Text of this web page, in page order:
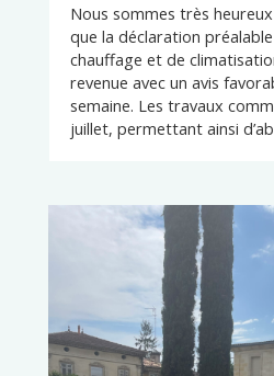
Nous sommes très
que la déclaration
chauffage et de
revenue avec un avis
semaine. Les travaux
juillet, permettant ainsi